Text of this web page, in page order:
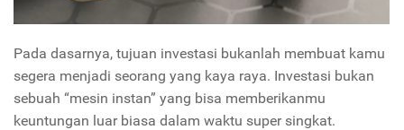
Pada dasarnya, tujuan investasi bukanlah membuat kamu
segera menjadi seorang yang kaya raya. Investasi bukan
sebuah “mesin instan” yang bisa memberikanmu
keuntungan luar biasa dalam waktu super singkat.